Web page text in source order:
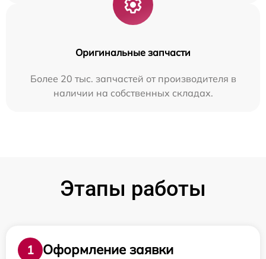
Оригинальные запчасти
Более 20 тыс. запчастей от производителя в
наличии на собственных складах.
Этапы работы
1
Оформление заявки